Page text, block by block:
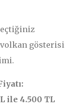
gösterisi
ile 4.500 TL